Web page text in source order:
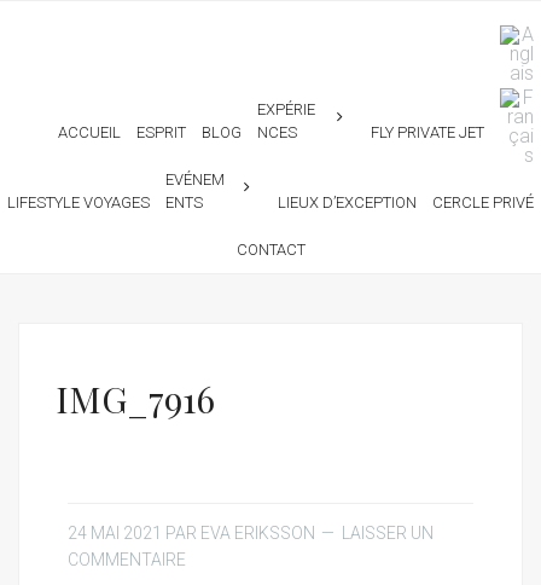
ACCUEIL ESPRIT BLOG
EXPÉRIE
NCES
FLY PRIVATE JET
LIFESTYLE VOYAGES
EVÉNEM
ENTS
LIEUX D’EXCEPTION CERCLE PRIVÉ
CONTACT
IMG_7916
24 MAI 2021 PAR EVA ERIKSSON
LAISSER UN
COMMENTAIRE